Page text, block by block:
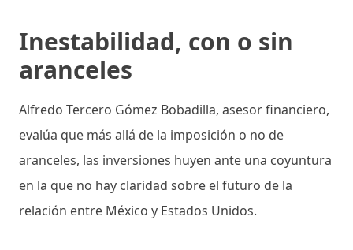
Inestabilidad, con o sin
aranceles
Alfredo Tercero Gómez Bobadilla, asesor financiero,
evalúa que más allá de la imposición o no de
aranceles, las inversiones huyen ante una coyuntura
en la que no hay claridad sobre el futuro de la
relación entre México y Estados Unidos.